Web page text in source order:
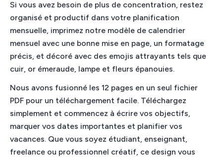
Si vous avez besoin de plus de concentration, restez
organisé et productif dans votre planification
mensuelle, imprimez notre modèle de calendrier
mensuel avec une bonne mise en page, un formatage
précis, et décoré avec des emojis attrayants tels que
cuir, or émeraude, lampe et fleurs épanouies.
Nous avons fusionné les 12 pages en un seul fichier
PDF pour un téléchargement facile. Téléchargez
simplement et commencez à écrire vos objectifs,
marquer vos dates importantes et planifier vos
vacances. Que vous soyez étudiant, enseignant,
freelance ou professionnel créatif, ce design vous